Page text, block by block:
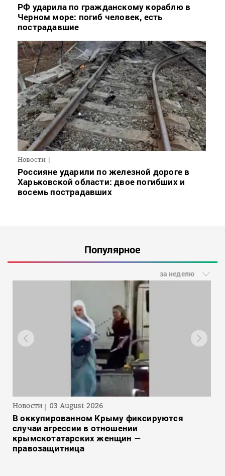
РФ ударила по гражданскому кораблю в
Черном море: погиб человек, есть
пострадавшие
Новости
Россияне ударили по железной дороге в
Харьковской области: двое погибших и
восемь пострадавших
Популярное
за неделю
Новости 03 August 2026
В оккупированном Крыму фиксируются
случаи агрессии в отношении
крымскотатарских женщин —
правозащитница